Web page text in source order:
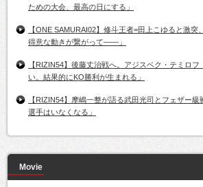
ための大会、最高の日にする」
【ONE SAMURAI02】修斗王者=田上こゆると激突
得意な動きが繋がって――」
【RIZIN54】後藤丈治戦へ。アジスベク・テミロ
い。結果的にKO勝利が生まれる」
【RIZIN54】摩嶋一整が語る武田光司とフェザー
選手はいなくなる」
Movie